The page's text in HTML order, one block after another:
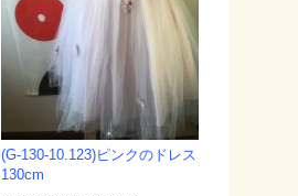
(G-130-10.123)ピンクのドレス
130cm